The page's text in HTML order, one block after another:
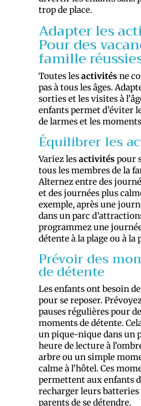
trop de place.
Adapter les
Pour des
famille
Toutes lesactivitésne
pas à tous les âges.
sorties et les visites à
enfants permet d’éviter
de larmes et les
Équilibrer les
Variez lesactivitéspour
tous les membres de la
Alternez entre des
et des journées plus
exemple, après une
dans un parc
programmez une
détente à la plage ou à la
Prévoir des
de détente
Les enfants ont besoin
pour se reposer.
pauses régulières pour
moments de détente.
un pique-nique dans un
heure de lecture à
arbre ou un simple
calme à l’hôtel. Ces
permettent aux enfants
recharger leurs batteries
parents de se détendre.